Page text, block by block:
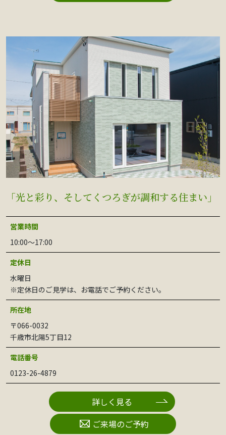
「光と彩り、そしてくつろぎが調和する住まい」
営業時間
10:00〜17:00
定休日
水曜日
※定休日のご見学は、お電話でご予約ください。
所在地
〒066-0032
千歳市北陽5丁目12
電話番号
0123-26-4879
詳しく見る
ご来場のご予約